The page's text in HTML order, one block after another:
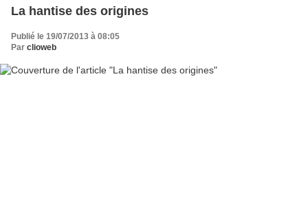
La hantise des origines
Publié le 19/07/2013 à 08:05
Par clioweb